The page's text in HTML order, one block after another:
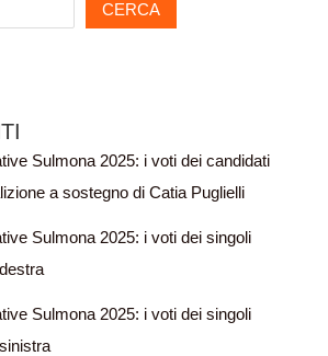
CERCA
Sulmona 2025: i voti dei candidati
a sostegno di Catia Puglielli
Sulmona 2025: i voti dei singoli
Sulmona 2025: i voti dei singoli